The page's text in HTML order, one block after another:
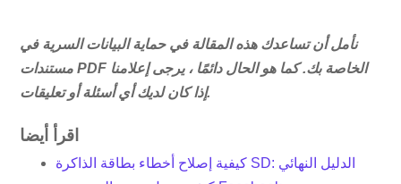
نأمل أن تساعدك هذه المقالة في حماية البيانات السرية في
مستندات PDF الخاصة بك. كما هو الحال دائمًا ، يرجى إعلامنا
إذا كان لديك أي أسئلة أو تعليقات.
اقرأ أيضا
كيفية إصلاح أخطاء بطاقة الذاكرة SD: الدليل النهائي